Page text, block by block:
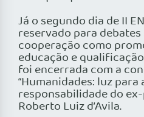
Já o segundo dia de II
reservado para
cooperação como
educação e
foi encerrada com a
“Humanidades: luz para
responsabilidade do
Roberto Luiz d’Avila.